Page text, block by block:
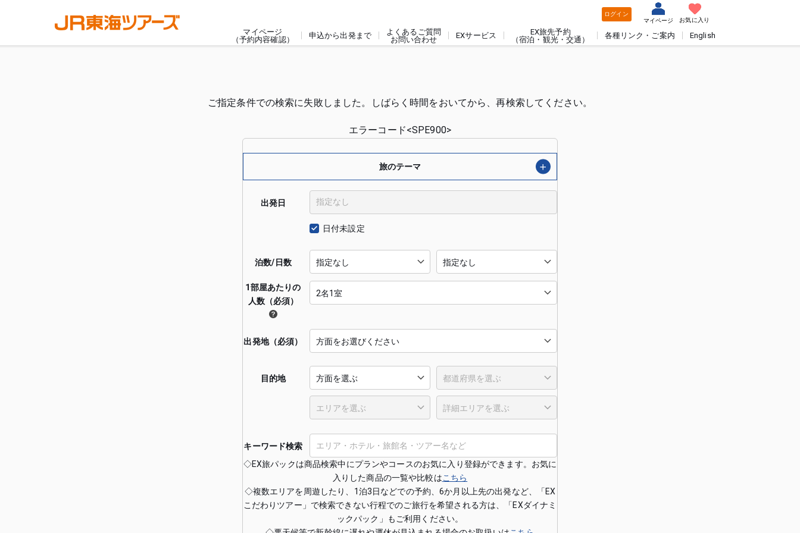
ログイン
マイページ
お気に入り
マイページ
（予約内容確認）
申込から出発まで
よくあるご質問
お問い合わせ
EXサービス
EX旅先予約
（宿泊・観光・交通）
各種リンク・ご案内 English
ご指定条件での検索に失敗しました。しばらく時間をおいてから、再検索してください。
エラーコード<SPE900>
出発地（必須）
出発日
日付未設定
泊数/日数
1部屋あたりの
人数（必須）
目的地
キーワード検索
旅のテーマ
◇EX旅パックは商品検索中にプランやコースのお気に入り登録ができます。お気に
入りした商品の一覧や比較はこちら
◇複数エリアを周遊したり、1泊3日などでの予約、6か月以上先の出発など、「EX
こだわりツアー」で検索できない行程でのご旅行を希望される方は、「EXダイナミ
ックパック」もご利用ください。